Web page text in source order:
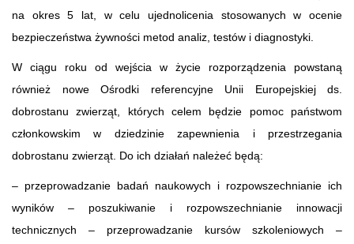
na okres 5 lat, w celu ujednolicenia stosowanych w ocenie
bezpieczeństwa żywności metod analiz, testów i diagnostyki.
W ciągu roku od wejścia w życie rozporządzenia powstaną
również nowe Ośrodki referencyjne Unii Europejskiej ds.
dobrostanu zwierząt, których celem będzie pomoc państwom
członkowskim w dziedzinie zapewnienia i przestrzegania
dobrostanu zwierząt. Do ich działań należeć będą:
– przeprowadzanie badań naukowych i rozpowszechnianie ich
wyników – poszukiwanie i rozpowszechnianie innowacji
technicznych – przeprowadzanie kursów szkoleniowych –